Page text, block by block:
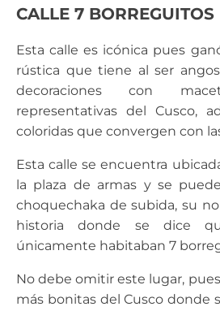
CALLE 7 BORREGUITOS
Esta calle es icónica pues
rústica que tiene al ser
decoraciones con
representativas del Cusco,
coloridas que convergen con
Esta calle se encuentra
la plaza de armas y se
choquechaka de subida, su
historia donde se dice
únicamente habitaban 7
No debe omitir este lugar,
más bonitas del Cusco donde